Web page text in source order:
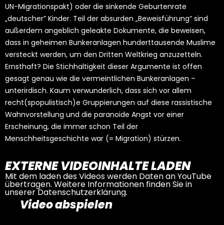
UN-Migrationspakt) oder die sinkende Geburtenrate
„deutscher” Kinder. Teil der absurden „Beweisführung“ sind
außerdem angeblich geleakte Dokumente, die beweisen,
dass in geheimen Bunkeranlagen hunderttausende Muslime
versteckt werden, um den Dritten Weltkrieg anzuzetteln.
Ernsthaft? Die Stichhaltigkeit dieser Argumente ist offen
gesagt genau wie die vermeintlichen Bunkeranlagen –
unterirdisch. Kaum verwunderlich, dass sich vor allem
recht(spopulistisch)e Gruppierungen auf diese rassistische
Wahnvorstellung und die paranoide Angst vor einer
Erscheinung, die immer schon Teil der
Menschheitsgeschichte war (= Migration) stürzen.
EXTERNE VIDEOINHALTE LADEN
Mit dem laden des Videos werden Daten an YouTube
übertragen. Weitere Informationen finden Sie in
unsererDatenschutzerklärung.
Video abspielen